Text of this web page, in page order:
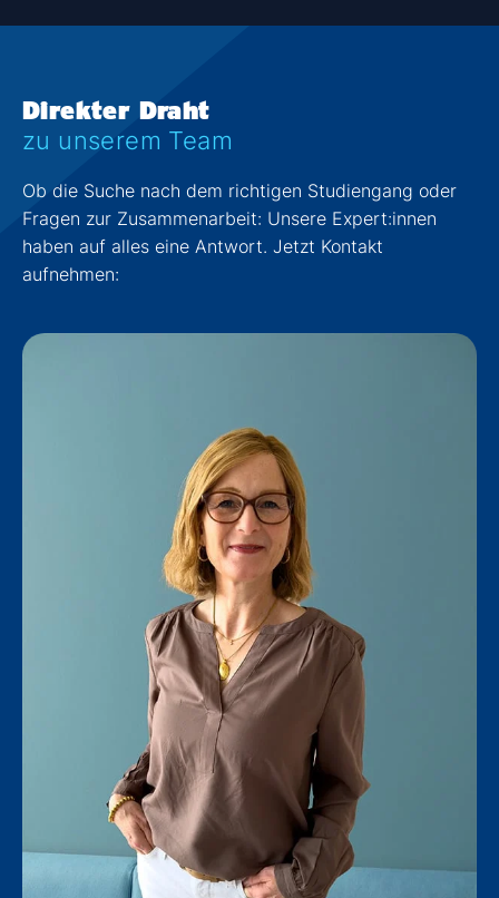
Direkter Draht
zu unserem Team
Ob die Suche nach dem richtigen Studiengang oder
Fragen zur Zusammenarbeit: Unsere Expert:innen
haben auf alles eine Antwort. Jetzt Kontakt
aufnehmen: